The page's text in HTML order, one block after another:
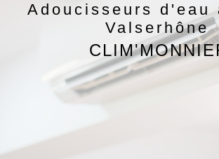
Adoucisseurs d'eau
Valserhône